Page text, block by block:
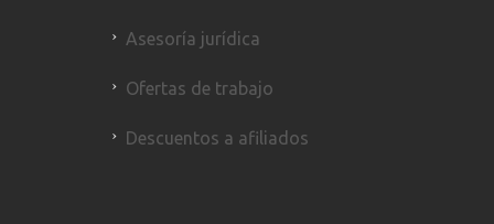
Asesoría jurídica
Ofertas de trabajo
Descuentos a afiliados